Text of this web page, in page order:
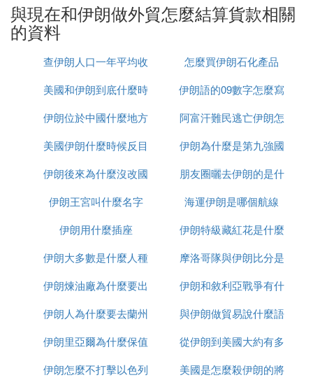
綜上所述，了解伊朗的國家形勢、遵循出口規定、選
擇合適的產品，是外貿從業者成功出口伊朗的關鍵。
希望上述信息能對您有所幫助，如有其他疑問，歡迎
㈢ 做外貿的.請問伊朗銀行能直接匯錢到中
國國內銀行嗎如果能,什麼貨幣匯匯到哪個
銀行能
1. 伊朗銀行通常不直接處理美元匯款到中國國內銀
2. 伊朗的匯款通常需要通過第三方銀行，如迪拜的中
間行，來完成。
拜的一般需要10至15天，而選擇土耳其、香港等地的
銀行則大約3至5天。
行匯款到中國。
5. 盡管如此，伊朗與中國之間的外匯交易多數還是通
過錢庄進行。
6. 錢庄的操作流程是：客戶向錢庄提交伊朗幣，錢庄
與現在和伊朗做外貿怎麼結算貨款相關
的資料
查伊朗人口一年平均收
入多少
怎麼買伊朗石化產品
美國和伊朗到底什麼時
候打
伊朗語的09數字怎麼寫
伊朗位於中國什麼地方
阿富汗難民逃亡伊朗怎
麼辦
美國伊朗什麼時候反目
伊朗為什麼是第九強國
伊朗後來為什麼沒改國
名
朋友圈曬去伊朗的是什
麼梗
伊朗王宮叫什麼名字
海運伊朗是哪個航線
伊朗用什麼插座
伊朗特級藏紅花是什麼
伊朗大多數是什麼人種
摩洛哥隊與伊朗比分是
多少
伊朗煉油廠為什麼要出
售
伊朗和敘利亞戰爭有什
麼區別
伊朗人為什麼要去蘭州
與伊朗做貿易說什麼語
種
伊朗里亞爾為什麼保值
從伊朗到美國大約有多
少千米
伊朗怎麼不打擊以色列
美國是怎麼殺伊朗的將